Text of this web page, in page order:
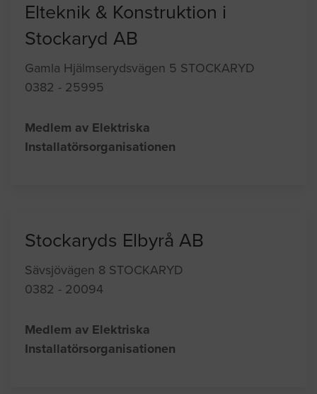
Elteknik & Konstruktion i
Stockaryd AB
Gamla Hjälmserydsvägen 5 STOCKARYD
0382 - 25995
Medlem av Elektriska
Installatörsorganisationen
Stockaryds Elbyrå AB
Sävsjövägen 8 STOCKARYD
0382 - 20094
Medlem av Elektriska
Installatörsorganisationen